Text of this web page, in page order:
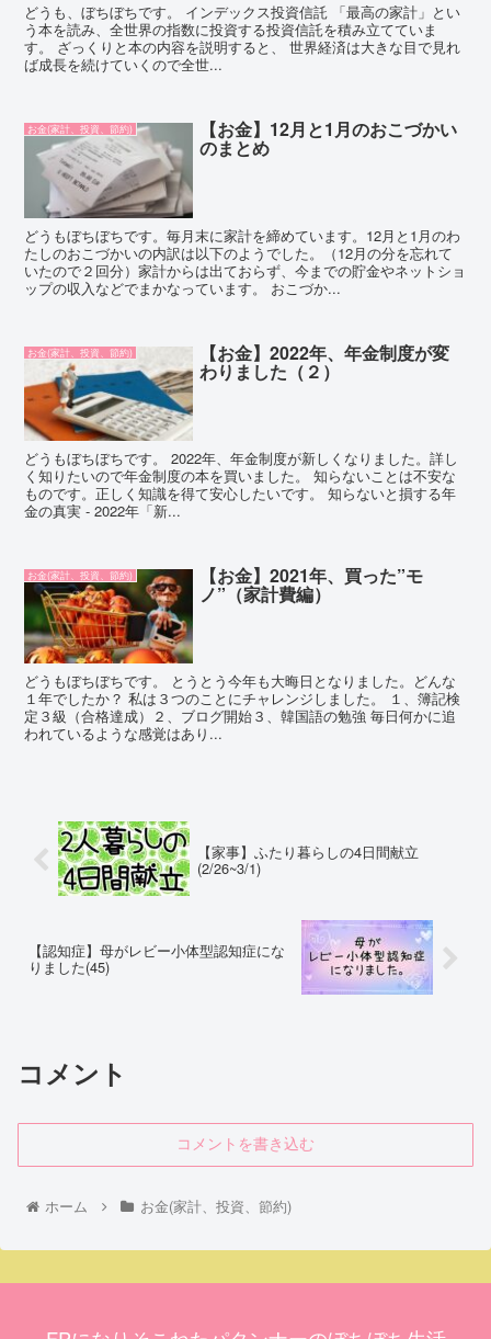
どうも、ぼちぼちです。 インデックス投資信託 「最高の家計」とい
う本を読み、全世界の指数に投資する投資信託を積み立てていま
す。 ざっくりと本の内容を説明すると、 世界経済は大きな目で見れ
ば成長を続けていくので全世...
お金(家計、投資、節約) 【お金】12月と1月のおこづかい
のまとめ
どうもぼちぼちです。毎月末に家計を締めています。12月と1月のわ
たしのおこづかいの内訳は以下のようでした。（12月の分を忘れて
いたので２回分）家計からは出ておらず、今までの貯金やネットショ
ップの収入などでまかなっています。 おこづか...
お金(家計、投資、節約) 【お金】2022年、年金制度が変
わりました（２）
どうもぼちぼちです。 2022年、年金制度が新しくなりました。詳し
く知りたいので年金制度の本を買いました。 知らないことは不安な
ものです。正しく知識を得て安心したいです。 知らないと損する年
金の真実 - 2022年「新...
お金(家計、投資、節約) 【お金】2021年、買った”モ
ノ”（家計費編）
どうもぼちぼちです。 とうとう今年も大晦日となりました。どんな
１年でしたか？ 私は３つのことにチャレンジしました。 １、簿記検
定３級（合格達成）２、ブログ開始３、韓国語の勉強 毎日何かに追
われているような感覚はあり...
【家事】ふたり暮らしの4日間献立
(2/26~3/1)
【認知症】母がレビー小体型認知症にな
りました(45)
コメント
コメントを書き込む
ホーム お金(家計、投資、節約)